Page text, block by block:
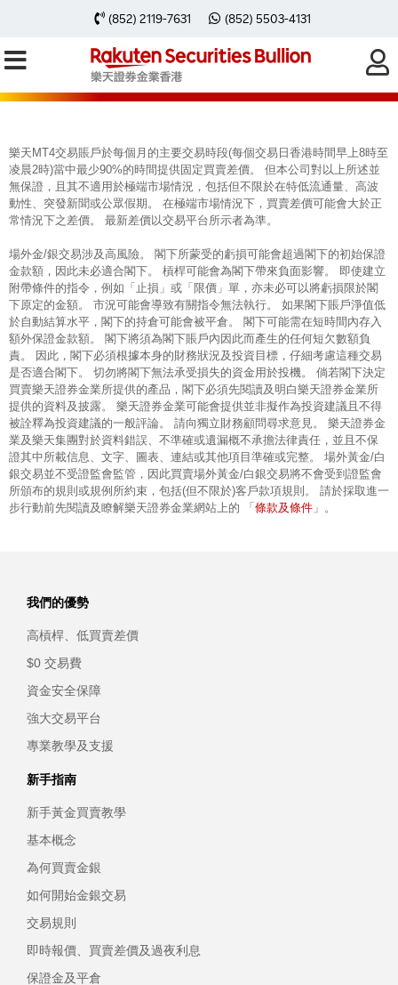
(852) 2119-7631 (852) 5503-4131
每周黃金分析 20240129
樂天MT4交易賬戶於每個月的主要交易時段(每個交易日香港時間早上8時至
凌晨2時)當中最少90%的時間提供固定買賣差價。 但本公司對以上所述並
無保證，且其不適用於極端市場情況，包括但不限於在特低流通量、高波
動性、突發新聞或公眾假期。 在極端市場情況下，買賣差價可能會大於正
常情況下之差價。 最新差價以交易平台所示者為準。
場外金/銀交易涉及高風險。 閣下所蒙受的虧損可能會超過閣下的初始保證
金款額，因此未必適合閣下。 槓桿可能會為閣下帶來負面影響。 即使建立
附帶條件的指令，例如「止損」或「限價」單，亦未必可以將虧損限於閣
下原定的金額。 市況可能會導致有關指令無法執行。 如果閣下賬戶淨值低
於自動結算水平，閣下的持倉可能會被平倉。 閣下可能需在短時間內存入
額外保證金款額。 閣下將須為閣下賬戶內因此而產生的任何短欠數額負
責。 因此，閣下必須根據本身的財務狀況及投資目標，仔細考慮這種交易
是否適合閣下。 切勿將閣下無法承受損失的資金用於投機。 倘若閣下決定
買賣樂天證券金業所提供的產品，閣下必須先閱讀及明白樂天證券金業所
提供的資料及披露。 樂天證券金業可能會提供並非擬作為投資建議且不得
被詮釋為投資建議的一般評論。 請向獨立財務顧問尋求意見。 樂天證券金
業及樂天集團對於資料錯誤、不準確或遺漏概不承擔法律責任，並且不保
證其中所載信息、文字、圖表、連結或其他項目準確或完整。 場外黃金/白
銀交易並不受證監會監管，因此買賣場外黃金/白銀交易將不會受到證監會
所頒布的規則或規例所約束，包括(但不限於)客戶款項規則。 請於採取進一
步行動前先閱讀及瞭解樂天證券金業網站上的 「 條款及條件 」。
我們的優勢
高槓桿、低買賣差價
$0 交易費
資金安全保障
強大交易平台
專業教學及支援
新手指南
新手黃金買賣教學
基本概念
為何買賣金銀
如何開始金銀交易
交易規則
即時報價、買賣差價及過夜利息
保證金及平倉